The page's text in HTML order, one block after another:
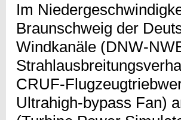
Im
Braunschweig der
Windkanäle (DNW-
CRUF-
Ultrahigh-bypass Fan)